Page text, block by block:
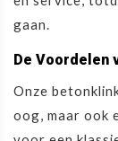
gaan.
De Voordelen
Onze
oog, maar ook